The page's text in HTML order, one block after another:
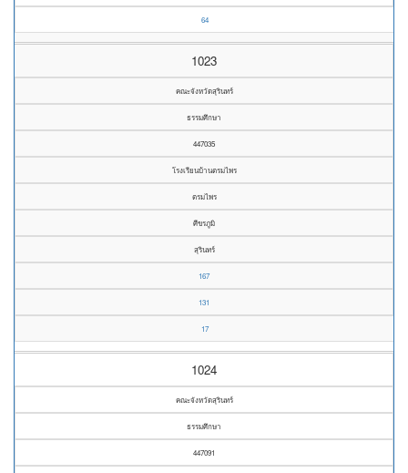
64
1023
คณะจังหวัดสุรินทร์
ธรรมศึกษา
447035
โรงเรียนบ้านตรมไพร
ตรมไพร
ศีขรภูมิ
สุรินทร์
167
131
17
1024
คณะจังหวัดสุรินทร์
ธรรมศึกษา
447091